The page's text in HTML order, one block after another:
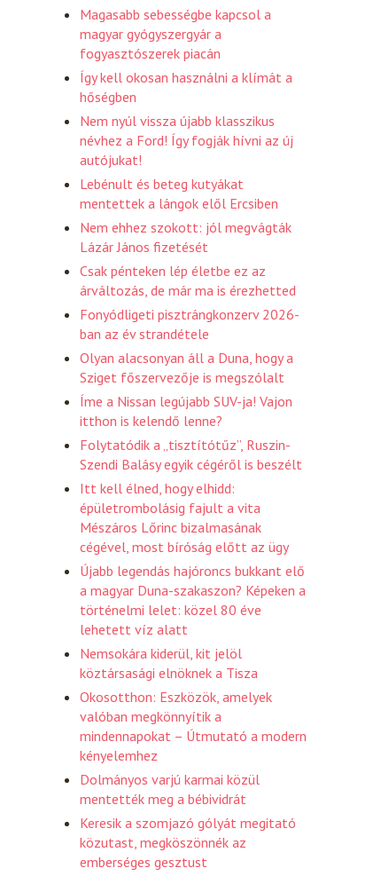
Magasabb sebességbe kapcsol a
magyar gyógyszergyár a
fogyasztószerek piacán
Így kell okosan használni a klímát a
hőségben
Nem nyúl vissza újabb klasszikus
névhez a Ford! Így fogják hívni az új
autójukat!
Lebénult és beteg kutyákat
mentettek a lángok elől Ercsiben
Nem ehhez szokott: jól megvágták
Lázár János fizetését
Csak pénteken lép életbe ez az
árváltozás, de már ma is érezhetted
Fonyódligeti pisztrángkonzerv 2026-
ban az év strandétele
Olyan alacsonyan áll a Duna, hogy a
Sziget főszervezője is megszólalt
Íme a Nissan legújabb SUV-ja! Vajon
itthon is kelendő lenne?
Folytatódik a „tisztítótűz”, Ruszin-
Szendi Balásy egyik cégéről is beszélt
Itt kell élned, hogy elhidd:
épületrombolásig fajult a vita
Mészáros Lőrinc bizalmasának
cégével, most bíróság előtt az ügy
Újabb legendás hajóroncs bukkant elő
a magyar Duna-szakaszon? Képeken a
történelmi lelet: közel 80 éve
lehetett víz alatt
Nemsokára kiderül, kit jelöl
köztársasági elnöknek a Tisza
Okosotthon: Eszközök, amelyek
valóban megkönnyítik a
mindennapokat – Útmutató a modern
kényelemhez
Dolmányos varjú karmai közül
mentették meg a bébividrát
Keresik a szomjazó gólyát megitató
közutast, megköszönnék az
emberséges gesztust